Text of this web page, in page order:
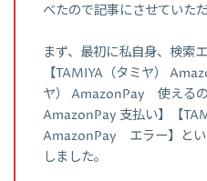
べたので記事にさせていた
まず、最初に私自身、検索
【TAMIYA（タミヤ）
ヤ） AmazonPay 使えるの
AmazonPay 支払い】【
AmazonPay エラー】とい
しました。